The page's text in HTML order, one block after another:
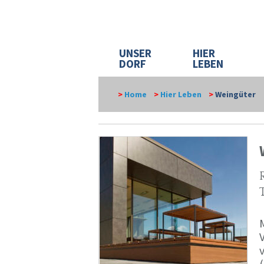
UNSER
DORF
HIER
LEBEN
> Home > Hier Leben >Weingüter